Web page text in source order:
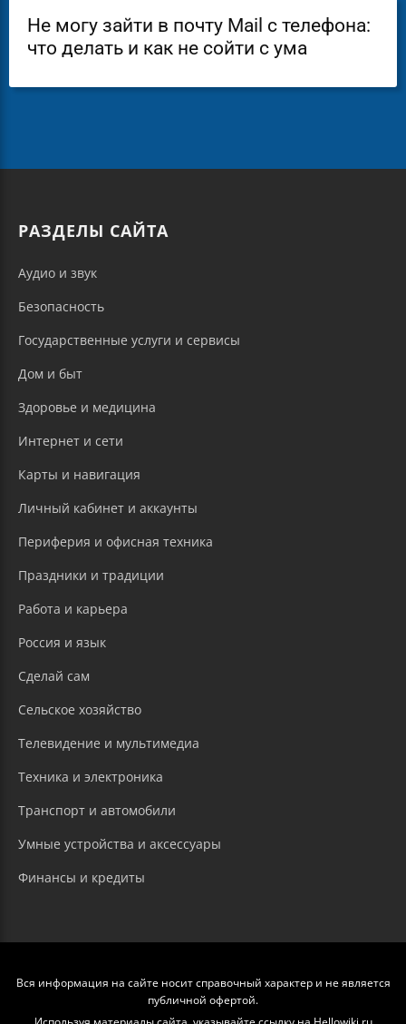
Не могу зайти в почту Mail с телефона:
что делать и как не сойти с ума
РАЗДЕЛЫ САЙТА
Аудио и звук
Безопасность
Государственные услуги и сервисы
Дом и быт
Здоровье и медицина
Интернет и сети
Карты и навигация
Личный кабинет и аккаунты
Периферия и офисная техника
Праздники и традиции
Работа и карьера
Россия и язык
Сделай сам
Сельское хозяйство
Телевидение и мультимедиа
Техника и электроника
Транспорт и автомобили
Умные устройства и аксессуары
Финансы и кредиты
Вся информация на сайте носит справочный характер и не является
публичной офертой.